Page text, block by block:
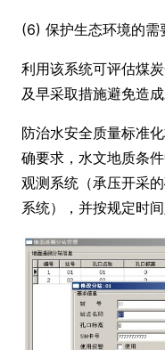
(6) 保护生态环境的需
利用该系统可评估煤
及早采取措施避免造
防治水安全质量标准
确要求，水文地质条
观测系统（承压开采
系统），并按规定时